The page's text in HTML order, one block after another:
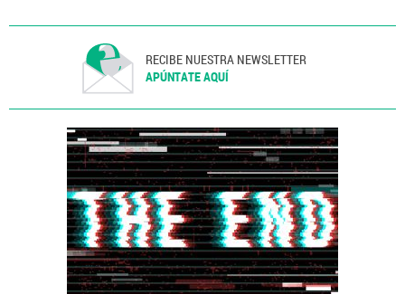
RECIBE NUESTRA NEWSLETTER
APÚNTATE AQUÍ